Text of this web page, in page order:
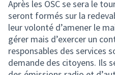
Après les OSC se sera le
seront formés sur la
leur volonté d’amener le
gérer mais d’exercer un
responsables des services
demande des citoyens. Ils